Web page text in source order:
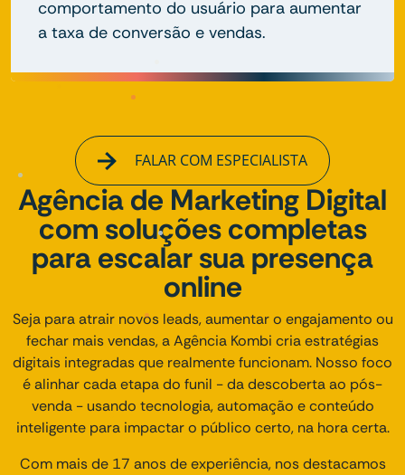
comportamento do usuário para aumentar
a taxa de conversão e vendas.
FALAR COM ESPECIALISTA
Agência de Marketing Digital
com soluções completas
para escalar sua presença
online
Seja para atrair novos leads, aumentar o engajamento ou
fechar mais vendas, a Agência Kombi cria estratégias
digitais integradas que realmente funcionam. Nosso foco
é alinhar cada etapa do funil - da descoberta ao pós-
venda - usando tecnologia, automação e conteúdo
inteligente para impactar o público certo, na hora certa.
Com mais de 17 anos de experiência, nos destacamos